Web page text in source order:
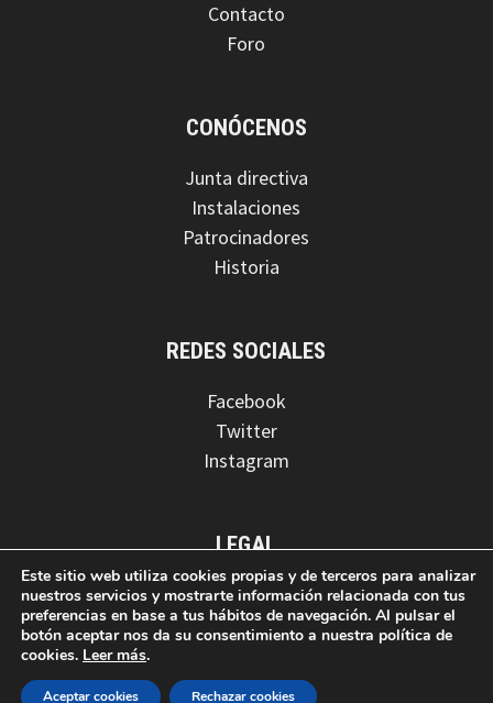
Contacto
Foro
CONÓCENOS
Junta directiva
Instalaciones
Patrocinadores
Historia
REDES SOCIALES
Facebook
Twitter
Instagram
LEGAL
Aviso legal
Política de privacidad
Este sitio web utiliza cookies propias y de terceros para analizar
nuestros servicios y mostrarte información relacionada con tus
preferencias en base a tus hábitos de navegación. Al pulsar el
botón aceptar nos da su consentimiento a nuestra política de
cookies. Leer más.
Aceptar cookies Rechazar cookies